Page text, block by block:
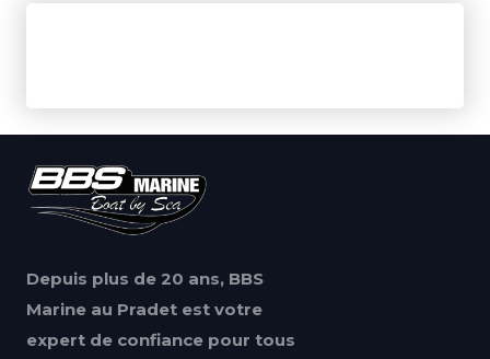
Depuis plus de 20 ans, BBS
Marine au Pradet est votre
expert de confiance pour tous